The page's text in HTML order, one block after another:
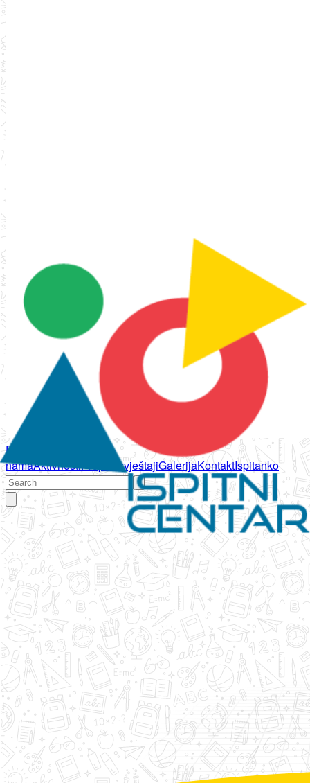
Početna
namaAktivnostiPropisi IzvještajiGalerijaKontaktIspitanko